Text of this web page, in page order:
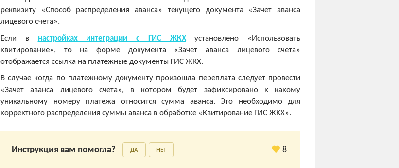
реквизиту «Способ распределения аванса» текущего документа «Зачет аванса
лицевого счета».
Если в настройках интеграции с ГИС ЖКХустановлено «Использовать
квитирование», то на форме документа «Зачет аванса лицевого счета»
отображается ссылка на платежные документы ГИС ЖКХ.
В случае когда по платежному документу произошла переплата следует провести
«Зачет аванса лицевого счета», в котором будет зафиксировано к какому
уникальному номеру платежа относится сумма аванса. Это необходимо для
корректного распределения суммы аванса в обработке «Квитирование ГИС ЖКХ».
Инструкция вам помогла? ДА НЕТ 8